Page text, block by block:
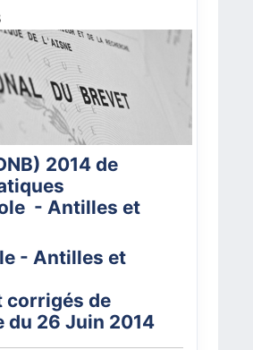
2014 de
- Antilles et
- Antilles et
corrigés de
du 26 Juin 2014